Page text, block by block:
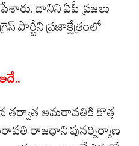
దానిని ఏపీ ప్రజలు
పార్టీని ప్రజాక్షేత్రంలో
తర్వాత అమరావతికి కొత్త
రాజధాని పునర్నిర్మాణ